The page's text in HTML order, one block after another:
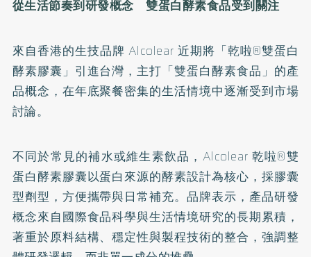
從生活節奏到研發概念 雙蛋白酵素食品受到關注
來自香港的生技品牌 Alcolear 近期將「乾啦®雙蛋白
酵素膠囊」引進台灣，主打「雙蛋白酵素食品」的產
品概念，在年底聚餐密集的生活情境中逐漸受到市場
討論。
不同於常見的補水或維生素飲品，Alcolear 乾啦®雙
蛋白酵素膠囊以蛋白來源的酵素設計為核心，採膠囊
型劑型，方便攜帶與日常補充。品牌表示，產品研發
概念來自國際食品科學與生活情境研究的長期累積，
著重於原料結構、穩定性與製程技術的整合，強調整